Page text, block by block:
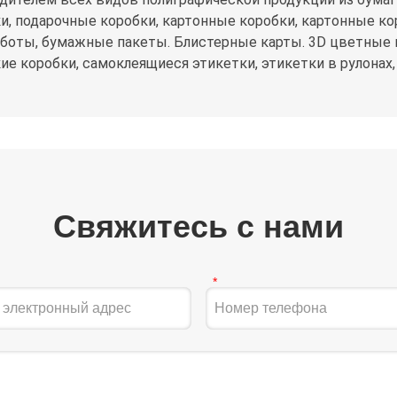
подарочные коробки, картонные коробки, картонные
бумажные пакеты. Блистерные карты. 3D
коробки, самоклеящиеся этикетки, этикетки в
Свяжитесь с нами